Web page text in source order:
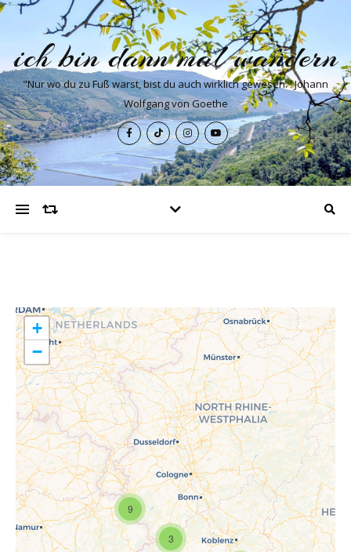
ich bin dann mal wandern
"Nur wo du zu Fuß warst, bist du auch wirklich gewesen." Johann
Wolfgang von Goethe
Travelers' Map wird geladen …
Wenn du dies siehst, nachdem
3
9
+
−